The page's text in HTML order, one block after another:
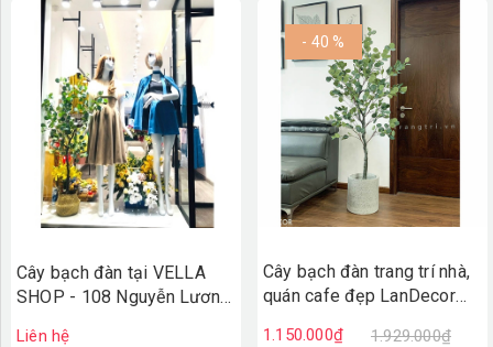
Cây bạch đàn tại VELLA
SHOP - 108 Nguyễn Lương
Liên hệ
- 40 %
Cây bạch đàn trang trí nhà,
quán cafe đẹp LanDecor
1.150.000₫ 1.929.000₫